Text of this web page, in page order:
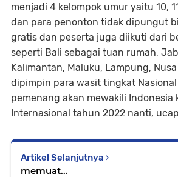
menjadi 4 kelompok umur yaitu 10,
dan para penonton tidak dipungut
gratis dan peserta juga diikuti dari
seperti Bali sebagai tuan rumah,
Kalimantan, Maluku, Lampung,
dipimpin para wasit tingkat
pemenang akan mewakili Indonesia
Internasional tahun 2022 nanti,
Artikel Selanjutnya
memuat...